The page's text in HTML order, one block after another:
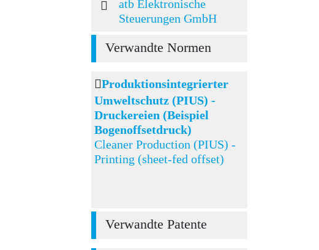
atb Elektronische
Steuerungen GmbH
Verwandte Normen
Produktionsintegrierter
Umweltschutz (PIUS) -
Druckereien (Beispiel
Bogenoffsetdruck)
Cleaner Production (PIUS) -
Printing (sheet-fed offset)
Verwandte Patente